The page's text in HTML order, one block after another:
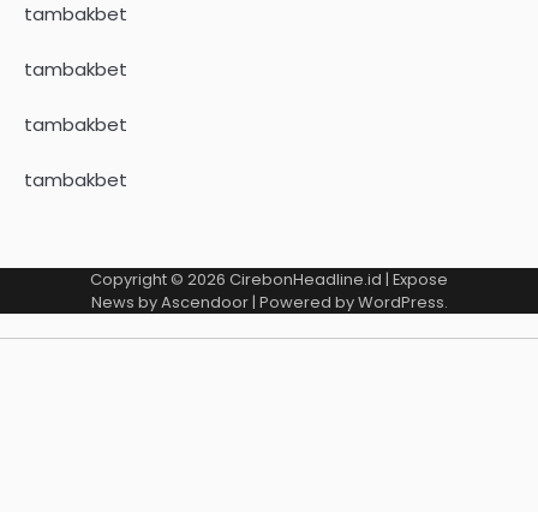
tambakbet
tambakbet
tambakbet
tambakbet
Copyright © 2026 CirebonHeadline.id | Expose
News byAscendoor| Powered byWordPress.